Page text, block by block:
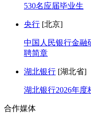
530名应届毕业生
央行 [北京]
中国人民银行金融
聘简章
湖北银行 [湖北省]
湖北银行2026年度
合作媒体